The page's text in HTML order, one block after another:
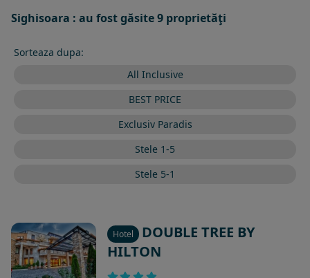
Sighisoara : au fost găsite 9 proprietăţi
Sorteaza dupa:
All Inclusive
BEST PRICE
Exclusiv Paradis
Stele 1-5
Stele 5-1
Hotel
DOUBLE TREE BY
HILTON